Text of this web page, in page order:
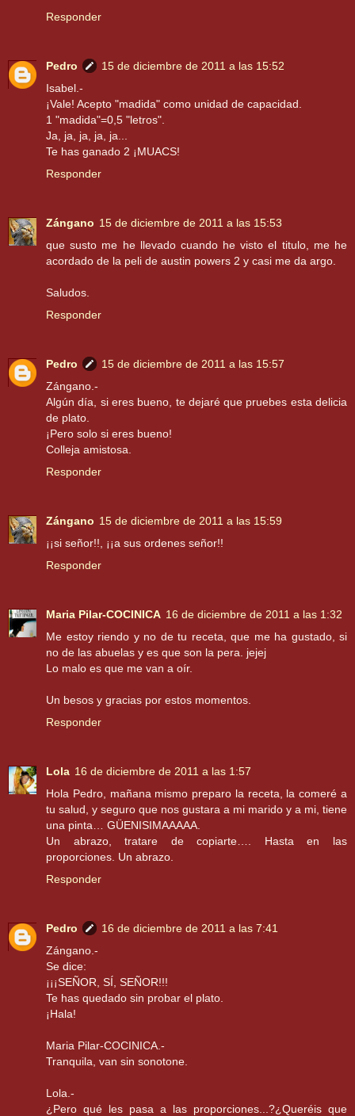
Responder
Pedro
15 de diciembre de 2011 a las 15:52
Isabel.-
¡Vale! Acepto "madida" como unidad de capacidad.
1 "madida"=0,5 "letros".
Ja, ja, ja, ja, ja...
Te has ganado 2 ¡MUACS!
Responder
Zángano 15 de diciembre de 2011 a las 15:53
que susto me he llevado cuando he visto el titulo, me he
acordado de la peli de austin powers 2 y casi me da argo.
Saludos.
Responder
Pedro
15 de diciembre de 2011 a las 15:57
Zángano.-
Algún día, si eres bueno, te dejaré que pruebes esta delicia
de plato.
¡Pero solo si eres bueno!
Colleja amistosa.
Responder
Zángano 15 de diciembre de 2011 a las 15:59
¡¡si señor!!, ¡¡a sus ordenes señor!!
Responder
Maria Pilar-COCINICA 16 de diciembre de 2011 a las 1:32
Me estoy riendo y no de tu receta, que me ha gustado, si
no de las abuelas y es que son la pera. jejej
Lo malo es que me van a oír.
Un besos y gracias por estos momentos.
Responder
Lola 16 de diciembre de 2011 a las 1:57
Hola Pedro, mañana mismo preparo la receta, la comeré a
tu salud, y seguro que nos gustara a mi marido y a mi, tiene
una pinta… GÜENISIMAAAAA.
Un abrazo, tratare de copiarte…. Hasta en las
proporciones. Un abrazo.
Responder
Pedro
16 de diciembre de 2011 a las 7:41
Zángano.-
Se dice:
¡¡¡SEÑOR, SÍ, SEÑOR!!!
Te has quedado sin probar el plato.
¡Hala!
Maria Pilar-COCINICA.-
Tranquila, van sin sonotone.
Lola.-
¿Pero qué les pasa a las proporciones...?¿Queréis que